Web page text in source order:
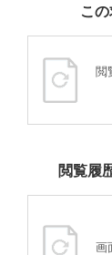
こ
閲
閲覧履
画